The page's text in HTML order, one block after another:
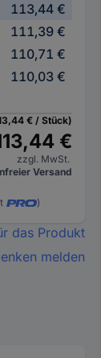
113,44 €
111,39 €
110,71 €
110,03 €
€ / Stück)
€
zzgl. MwSt.
Versand
)
das Produkt
melden